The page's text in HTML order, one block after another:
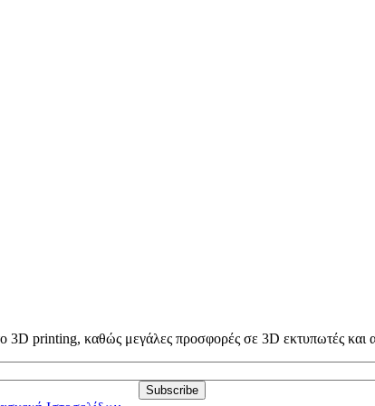
3D printing, καθώς μεγάλες προσφορές σε 3D εκτυπωτές και